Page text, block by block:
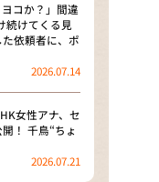
チ～
い！
コか？」間違
続けてくる見
依頼者に、ポ
2026.07.14
女性アナ、セ
！ 千鳥“ちょ
2026.07.21